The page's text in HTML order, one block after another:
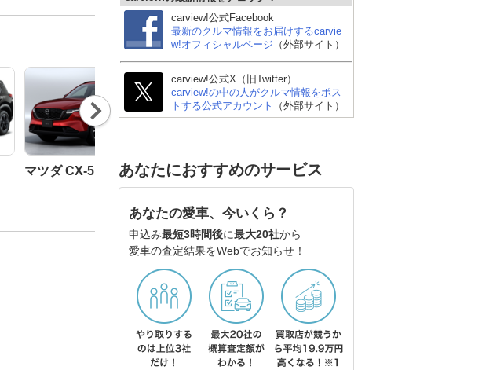
マツダ CX-5 スバル フォレスター
リッド
Nex
t
carview!公式Facebook
最新のクルマ情報をお届けするcarvie
w!オフィシャルページ （外部サイト）
carview!公式X（旧Twitter）
carview!の中の人がクルマ情報をポス
トする公式アカウント
（外部サイト）
あなたにおすすめのサービス
あなたの愛車、今いくら？
申込み最短3時間後に最大20社から
愛車の査定結果をWebでお知らせ！